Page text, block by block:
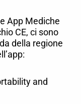
App Mediche
CE, ci sono
della regione
and